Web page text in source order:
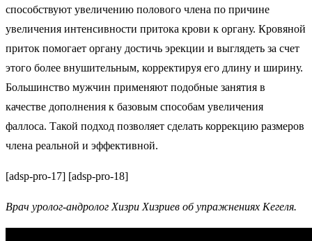
способствуют увеличению полового члена по причине
увеличения интенсивности притока крови к органу. Кровяной
приток помогает органу достичь эрекции и выглядеть за счет
этого более внушительным, корректируя его длину и ширину.
Большинство мужчин применяют подобные занятия в
качестве дополнения к базовым способам увеличения
фаллоса. Такой подход позволяет сделать коррекцию размеров
члена реальной и эффективной.
[adsp-pro-17] [adsp-pro-18]
Врач уролог-андролог Хизри Хизриев об упражнениях Кегеля.